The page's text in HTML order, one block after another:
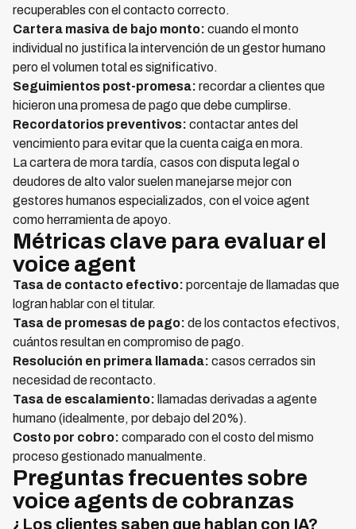
recuperables con el contacto correcto.
Cartera masiva de bajo monto: cuando el monto
individual no justifica la intervención de un gestor humano
pero el volumen total es significativo.
Seguimientos post-promesa: recordar a clientes que
hicieron una promesa de pago que debe cumplirse.
Recordatorios preventivos: contactar antes del
vencimiento para evitar que la cuenta caiga en mora.
La cartera de mora tardía, casos con disputa legal o
deudores de alto valor suelen manejarse mejor con
gestores humanos especializados, con el voice agent
como herramienta de apoyo.
Métricas clave para evaluar el
voice agent
Tasa de contacto efectivo: porcentaje de llamadas que
logran hablar con el titular.
Tasa de promesas de pago: de los contactos efectivos,
cuántos resultan en compromiso de pago.
Resolución en primera llamada: casos cerrados sin
necesidad de recontacto.
Tasa de escalamiento: llamadas derivadas a agente
humano (idealmente, por debajo del 20%).
Costo por cobro: comparado con el costo del mismo
proceso gestionado manualmente.
Preguntas frecuentes sobre
voice agents de cobranzas
¿Los clientes saben que hablan con IA?